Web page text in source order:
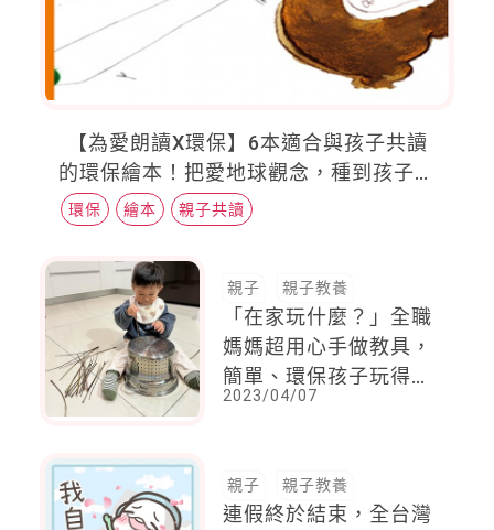
【為愛朗讀X環保】6本適合與孩子共讀
的環保繪本！把愛地球觀念，種到孩子心
裡
環保 繪本 親子共讀
親子 親子教養
「在家玩什麼？」全職
媽媽超用心手做教具，
簡單、環保孩子玩得好
開心！
2023/04/07
親子 親子教養
連假終於結束，全台灣